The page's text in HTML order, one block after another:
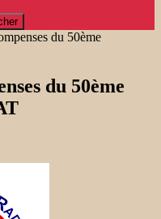
du 50ème
du 50ème